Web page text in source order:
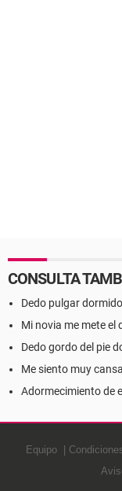
CONSULTA
Dedo pulgar dormido
Mi novia me mete el
Dedo gordo del pie
Me siento muy
Adormecimiento de
Equipo